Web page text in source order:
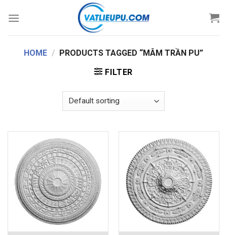
HOME / PRODUCTS TAGGED “MÂM TRẦN PU”
FILTER